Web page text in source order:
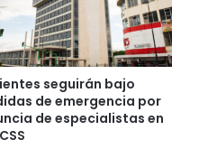
seguirán bajo
de emergencia por
de especialistas en